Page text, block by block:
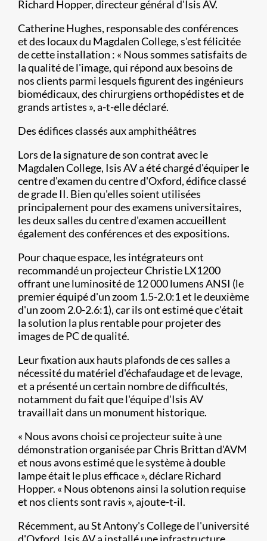
Richard Hopper, directeur général d'Isis AV.
Catherine Hughes, responsable des conférences
et des locaux du Magdalen College, s'est félicitée
de cette installation : « Nous sommes satisfaits de
la qualité de l'image, qui répond aux besoins de
nos clients parmi lesquels figurent des ingénieurs
biomédicaux, des chirurgiens orthopédistes et de
grands artistes », a-t-elle déclaré.
Des édifices classés aux amphithéâtres
Lors de la signature de son contrat avec le
Magdalen College, Isis AV a été chargé d'équiper le
centre d'examen du centre d'Oxford, édifice classé
de grade II. Bien qu'elles soient utilisées
principalement pour des examens universitaires,
les deux salles du centre d'examen accueillent
également des conférences et des expositions.
Pour chaque espace, les intégrateurs ont
recommandé un projecteur Christie LX1200
offrant une luminosité de 12 000 lumens ANSI (le
premier équipé d'un zoom 1.5-2.0:1 et le deuxième
d'un zoom 2.0-2.6:1), car ils ont estimé que c'était
la solution la plus rentable pour projeter des
images de PC de qualité.
Leur fixation aux hauts plafonds de ces salles a
nécessité du matériel d'échafaudage et de levage,
et a présenté un certain nombre de difficultés,
notamment du fait que l'équipe d'Isis AV
travaillait dans un monument historique.
« Nous avons choisi ce projecteur suite à une
démonstration organisée par Chris Brittan d'AVM
et nous avons estimé que le système à double
lampe était le plus efficace », déclare Richard
Hopper. « Nous obtenons ainsi la solution requise
et nos clients sont ravis », ajoute-t-il.
Récemment, au St Antony's College de l'université